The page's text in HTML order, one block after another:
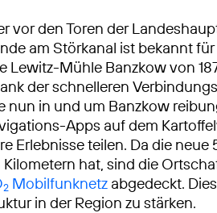
vor den Toren der
am Störkanal ist bekannt
Lewitz-Mühle Banzkow von
der schnelleren
nun in und um Banzkow
Apps auf dem
Erlebnisse teilen. Da die neue
hat, sind die
2 Mobilfunknetz abgedeckt.
in der Region zu stärken.